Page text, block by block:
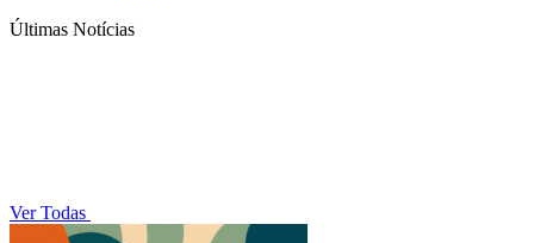
Últimas Notícias
Ver Todas